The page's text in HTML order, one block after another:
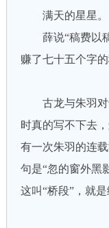
满天的星星。
薛说“稿费以稿
赚了七十五个字
古龙与朱羽对
时真的写不下去
有一次朱羽的连
句是“忽的窗外黑
这叫“桥段”，就